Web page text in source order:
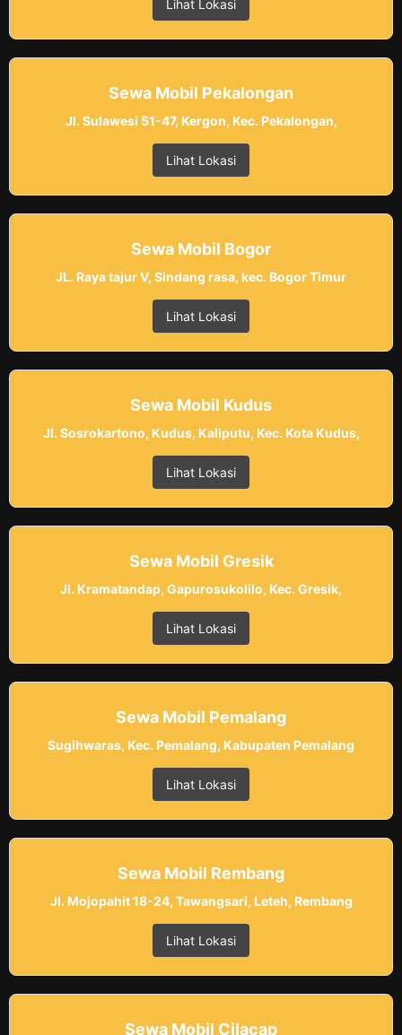
Lihat Lokasi
Sewa Mobil Pekalongan
Jl. Sulawesi 51-47, Kergon, Kec. Pekalongan,
Lihat Lokasi
Sewa Mobil Bogor
JL. Raya tajur V, Sindang rasa, kec. Bogor Timur
Lihat Lokasi
Sewa Mobil Kudus
Jl. Sosrokartono, Kudus, Kaliputu, Kec. Kota Kudus,
Lihat Lokasi
Sewa Mobil Gresik
Jl. Kramatandap, Gapurosukolilo, Kec. Gresik,
Lihat Lokasi
Sewa Mobil Pemalang
Sugihwaras, Kec. Pemalang, Kabupaten Pemalang
Lihat Lokasi
Sewa Mobil Rembang
Jl. Mojopahit 18-24, Tawangsari, Leteh, Rembang
Lihat Lokasi
Sewa Mobil Cilacap